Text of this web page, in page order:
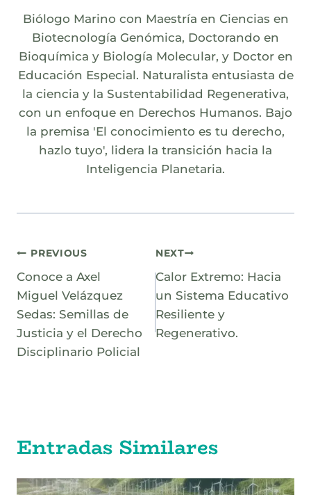
Biólogo Marino con Maestría en Ciencias en
Biotecnología Genómica, Doctorando en
Bioquímica y Biología Molecular, y Doctor en
Educación Especial. Naturalista entusiasta de
la ciencia y la Sustentabilidad Regenerativa,
con un enfoque en Derechos Humanos. Bajo
la premisa 'El conocimiento es tu derecho,
hazlo tuyo', lidera la transición hacia la
Inteligencia Planetaria.
Navegación
de
entradas
PREVIOUS
Conoce a Axel
Miguel Velázquez
Sedas: Semillas de
Justicia y el Derecho
Disciplinario Policial
NEXT
Calor Extremo: Hacia
un Sistema Educativo
Resiliente y
Regenerativo.
Entradas Similares